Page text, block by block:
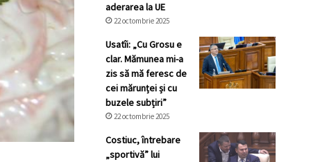
aderarea la UE
22 octombrie 2025
Usatîi: „Cu Grosu e
clar. Mămunea mi-a
zis să mă feresc de
cei mărunței și cu
buzele subțiri”
22 octombrie 2025
Costiuc, întrebare
„sportivă” lui